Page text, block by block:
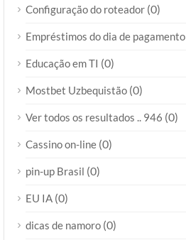
Configuração do roteador (0)
Empréstimos do dia de pagamento
Educação em TI (0)
Mostbet Uzbequistão (0)
Ver todos os resultados .. 946 (0)
Cassino on-line (0)
pin-up Brasil (0)
EU IA (0)
dicas de namoro (0)